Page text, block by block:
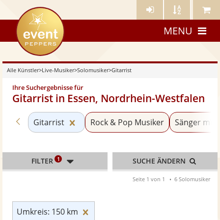
Künstler- Künstler Meine
eventpeppers
MENU
Alle Künstler>Live-Musiker>Solomusiker>Gitarrist
Ihre Suchergebnisse für
Gitarrist in Essen, Nordrhein-Westfalen
Zurück zu «Solomusiker»
Gitarrist Kategorie «Gitarrist» zurücksetzen
Rock & Pop Musiker Sänger mit
Umkreis: 150 km
FILTER 1 SUCHE ÄNDERN
Seite 1 von 1 6 Solomusiker